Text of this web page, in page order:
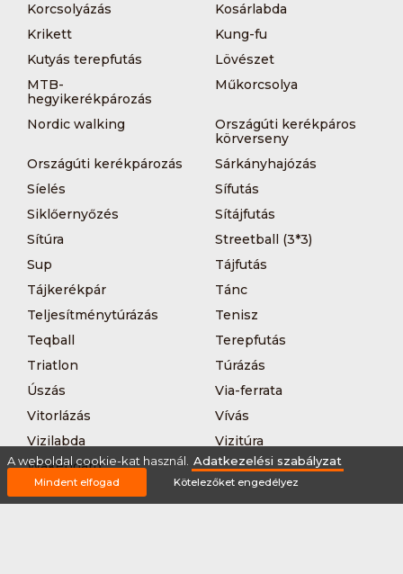
Korcsolyázás
Kosárlabda
Krikett
Kung-fu
Kutyás terepfutás
Lövészet
MTB-
hegyikerékpározás
Műkorcsolya
Nordic walking
Országúti kerékpáros
körverseny
Országúti kerékpározás
Sárkányhajózás
Síelés
Sífutás
Siklőernyőzés
Sítájfutás
Sítúra
Streetball (3*3)
Sup
Tájfutás
Tájkerékpár
Tánc
Teljesítménytúrázás
Tenisz
Teqball
Terepfutás
Triatlon
Túrázás
Úszás
Via-ferrata
Vitorlázás
Vívás
Vizilabda
Vizitúra
Wakeboard
A weboldal cookie-kat használ. Adatkezelési szabályzat
Mindent elfogad Kötelezőket engedélyez